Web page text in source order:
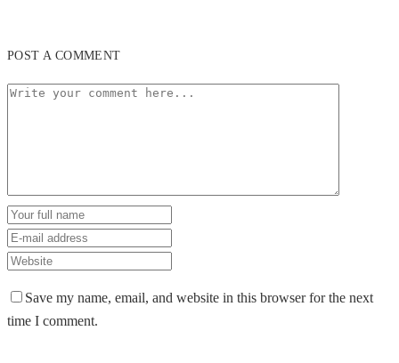
POST A COMMENT
Save my name, email, and website in this browser for the next
time I comment.